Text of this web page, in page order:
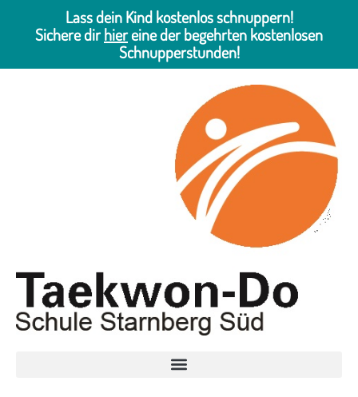
Lass dein Kind kostenlos schnuppern!
Sichere dirhiereine der begehrten kostenlosen
Schnupperstunden!